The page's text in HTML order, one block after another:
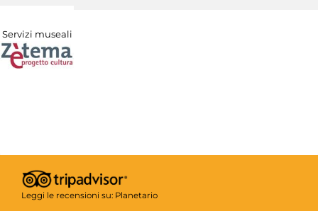
Servizi museali
Leggi le recensioni su: Planetario